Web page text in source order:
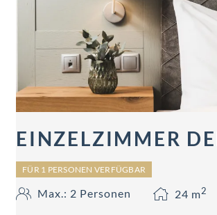
EINZELZIMMER
FÜR 1 PERSONEN VERFÜGBAR
Max.: 2 Personen 24 m2